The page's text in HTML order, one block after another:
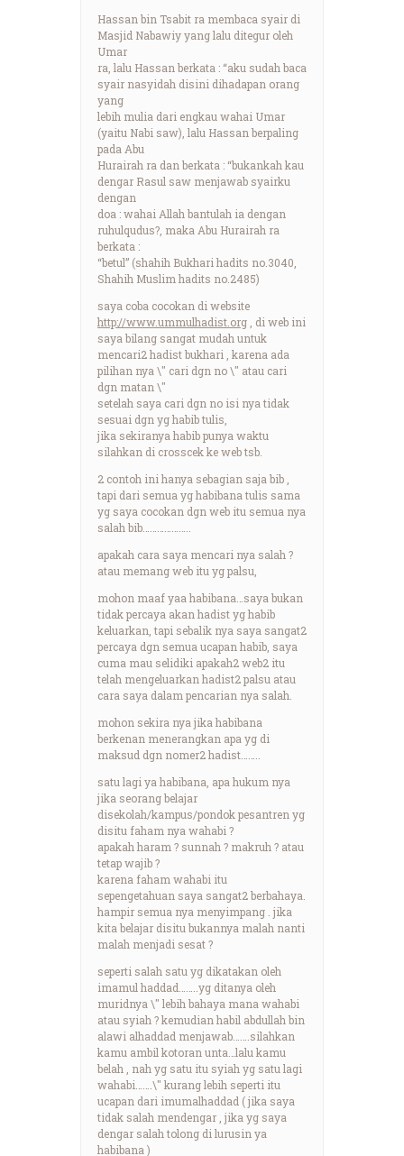
Hassan bin Tsabit ra membaca syair di
Masjid Nabawiy yang lalu ditegur oleh
Umar
ra, lalu Hassan berkata : “aku sudah baca
syair nasyidah disini dihadapan orang
yang
lebih mulia dari engkau wahai Umar
(yaitu Nabi saw), lalu Hassan berpaling
pada Abu
Hurairah ra dan berkata : “bukankah kau
dengar Rasul saw menjawab syairku
dengan
doa : wahai Allah bantulah ia dengan
ruhulqudus?, maka Abu Hurairah ra
berkata :
“betul” (shahih Bukhari hadits no.3040,
Shahih Muslim hadits no.2485)
saya coba cocokan di website
http://www.ummulhadist.org , di web ini
saya bilang sangat mudah untuk
mencari2 hadist bukhari , karena ada
pilihan nya \" cari dgn no \" atau cari
dgn matan \"
setelah saya cari dgn no isi nya tidak
sesuai dgn yg habib tulis,
jika sekiranya habib punya waktu
silahkan di crosscek ke web tsb.
2 contoh ini hanya sebagian saja bib ,
tapi dari semua yg habibana tulis sama
yg saya cocokan dgn web itu semua nya
salah bib………………..
apakah cara saya mencari nya salah ?
atau memang web itu yg palsu,
mohon maaf yaa habibana…saya bukan
tidak percaya akan hadist yg habib
keluarkan, tapi sebalik nya saya sangat2
percaya dgn semua ucapan habib, saya
cuma mau selidiki apakah2 web2 itu
telah mengeluarkan hadist2 palsu atau
cara saya dalam pencarian nya salah.
mohon sekira nya jika habibana
berkenan menerangkan apa yg di
maksud dgn nomer2 hadist……..
satu lagi ya habibana, apa hukum nya
jika seorang belajar
disekolah/kampus/pondok pesantren yg
disitu faham nya wahabi ?
apakah haram ? sunnah ? makruh ? atau
tetap wajib ?
karena faham wahabi itu
sepengetahuan saya sangat2 berbahaya.
hampir semua nya menyimpang . jika
kita belajar disitu bukannya malah nanti
malah menjadi sesat ?
seperti salah satu yg dikatakan oleh
imamul haddad……..yg ditanya oleh
muridnya \" lebih bahaya mana wahabi
atau syiah ? kemudian habil abdullah bin
alawi alhaddad menjawab…….silahkan
kamu ambil kotoran unta…lalu kamu
belah , nah yg satu itu syiah yg satu lagi
wahabi…….\" kurang lebih seperti itu
ucapan dari imumalhaddad ( jika saya
tidak salah mendengar , jika yg saya
dengar salah tolong di lurusin ya
habibana )